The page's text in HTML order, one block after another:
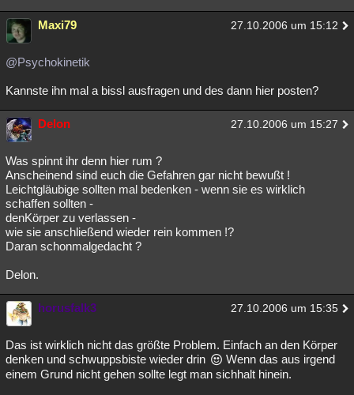
Maxi79 27.10.2006 um 15:12
@Psychokinetik
Kannste ihn mal a bissl ausfragen und des dann hier posten?
Delon 27.10.2006 um 15:27
Was spinnt ihr denn hier rum ?
Anscheinend sind euch die Gefahren gar nicht bewußt !
Leichtgläubige sollten mal bedenken - wenn sie es wirklich
schaffen sollten -
denKörper zu verlassen -
wie sie anschließend wieder rein kommen !?
Daran schonmalgedacht ?
Delon.
horusfalk3 27.10.2006 um 15:35
Das ist wirklich nicht das größte Problem. Einfach an den Körper
denken und schwuppsbiste wieder drin
Wenn das aus irgend
einem Grund nicht gehen sollte legt man sichhalt hinein.